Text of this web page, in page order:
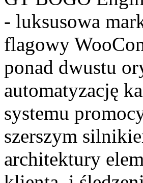
- luksusowa
flagowy
ponad dwustu
automatyzację
systemu
szerszym
architektury